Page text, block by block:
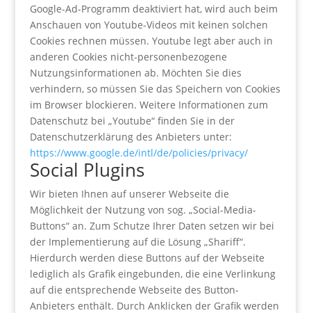
Google-Ad-Programm deaktiviert hat, wird auch beim
Anschauen von Youtube-Videos mit keinen solchen
Cookies rechnen müssen. Youtube legt aber auch in
anderen Cookies nicht-personenbezogene
Nutzungsinformationen ab. Möchten Sie dies
verhindern, so müssen Sie das Speichern von Cookies
im Browser blockieren. Weitere Informationen zum
Datenschutz bei „Youtube“ finden Sie in der
Datenschutzerklärung des Anbieters unter:
https://www.google.de/intl/de/policies/privacy/
Social Plugins
Wir bieten Ihnen auf unserer Webseite die
Möglichkeit der Nutzung von sog. „Social-Media-
Buttons“ an. Zum Schutze Ihrer Daten setzen wir bei
der Implementierung auf die Lösung „Shariff“.
Hierdurch werden diese Buttons auf der Webseite
lediglich als Grafik eingebunden, die eine Verlinkung
auf die entsprechende Webseite des Button-
Anbieters enthält. Durch Anklicken der Grafik werden